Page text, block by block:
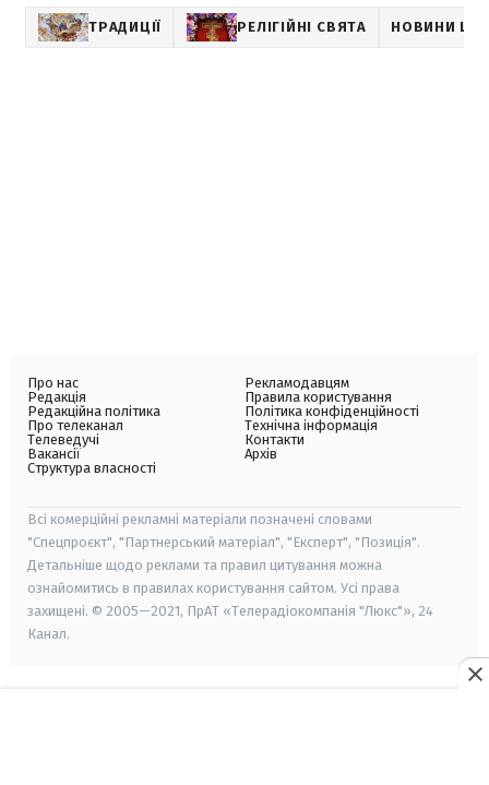
ТРАДИЦІЇ РЕЛІГІЙНІ СВЯТА НОВИНИ
Про нас
Редакція
Редакційна політика
Про телеканал
Телеведучі
Вакансії
Структура власності
Рекламодавцям
Правила користування
Політика конфіденційності
Технічна інформація
Контакти
Архів
Всі комерційні рекламні матеріали позначені словами
"Спецпроєкт", "Партнерський матеріал", "Експерт", "Позиція".
Детальніше щодо реклами та правил цитування можна
ознайомитись в правилах користування сайтом. Усі права
захищені. © 2005—2021, ПрАТ «Телерадіокомпанія "Люкс"», 24
Канал.